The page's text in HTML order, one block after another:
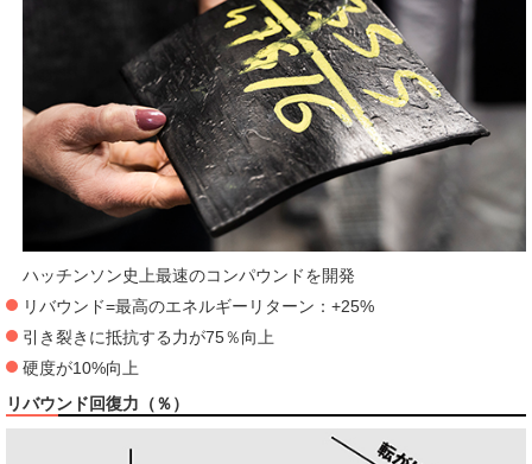
ハッチンソン史上最速のコンパウンドを開発
リバウンド=最高のエネルギーリターン：+25%
引き裂きに抵抗する力が75％向上
硬度が10%向上
リバウンド回復力（％）